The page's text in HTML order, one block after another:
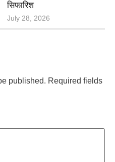
सिफारिश
July 28, 2026
published. Required fields